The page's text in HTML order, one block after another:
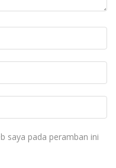
saya pada peramban ini